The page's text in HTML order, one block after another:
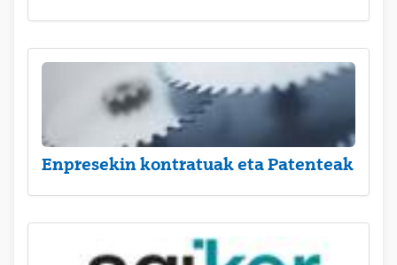
Enpresekin kontratuak eta Patenteak